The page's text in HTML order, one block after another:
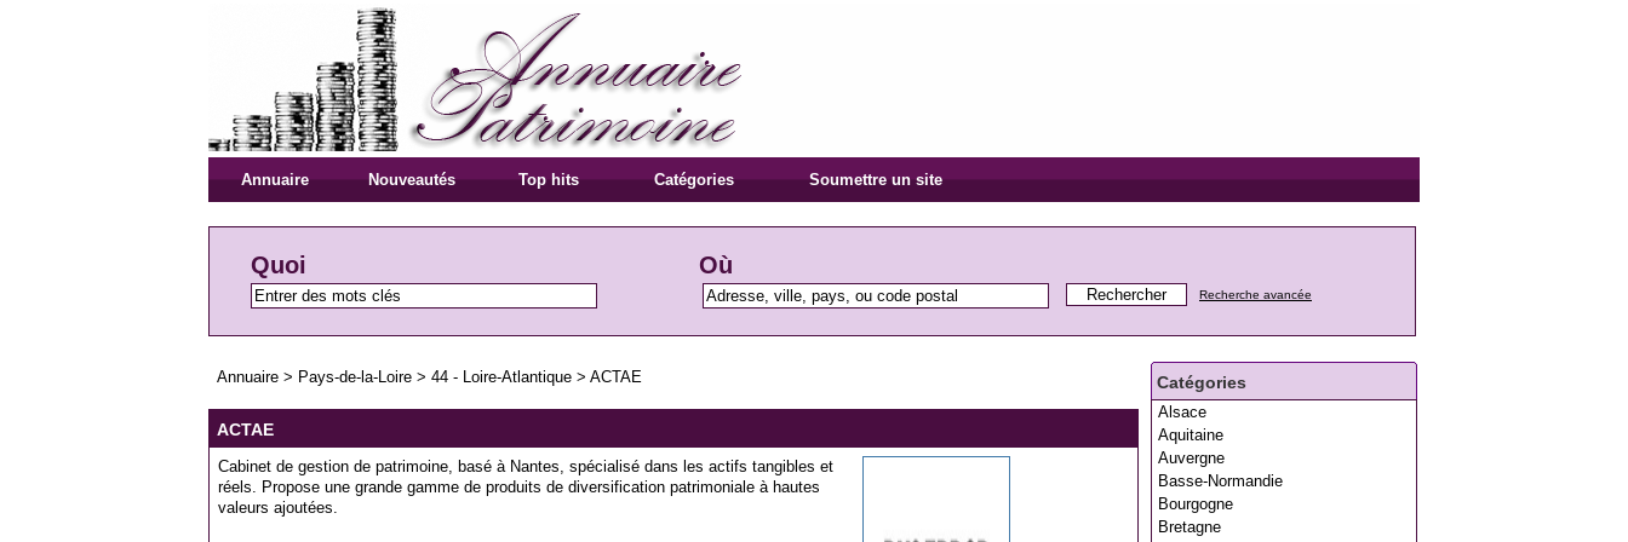
Annuaire Nouveautés Top hits Catégories Soumettre un site
Quoi Où
Recherche avancée
Catégories
Alsace
Aquitaine
Auvergne
Basse-Normandie
Bourgogne
Bretagne
Annuaire > Pays-de-la-Loire > 44 - Loire-Atlantique > ACTAE
ACTAE
Cabinet de gestion de patrimoine, basé à Nantes, spécialisé dans les actifs tangibles et
réels. Propose une grande gamme de produits de diversification patrimoniale à hautes
valeurs ajoutées.